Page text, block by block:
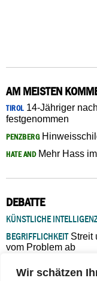
Wir schätzen
AM MEISTEN
TIROL14-Jähriger
festgenommen
PENZBERG
HATE ANDMehr Hass
DEBATTE
KÜNSTLICHE
BEGRIFFLICHKEITStreit
vom Problem ab
Verantwortung bleibt“